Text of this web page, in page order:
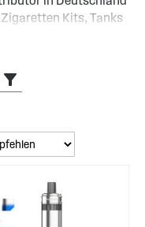
Kits, Tanks
Stil geeignet
geschaffen